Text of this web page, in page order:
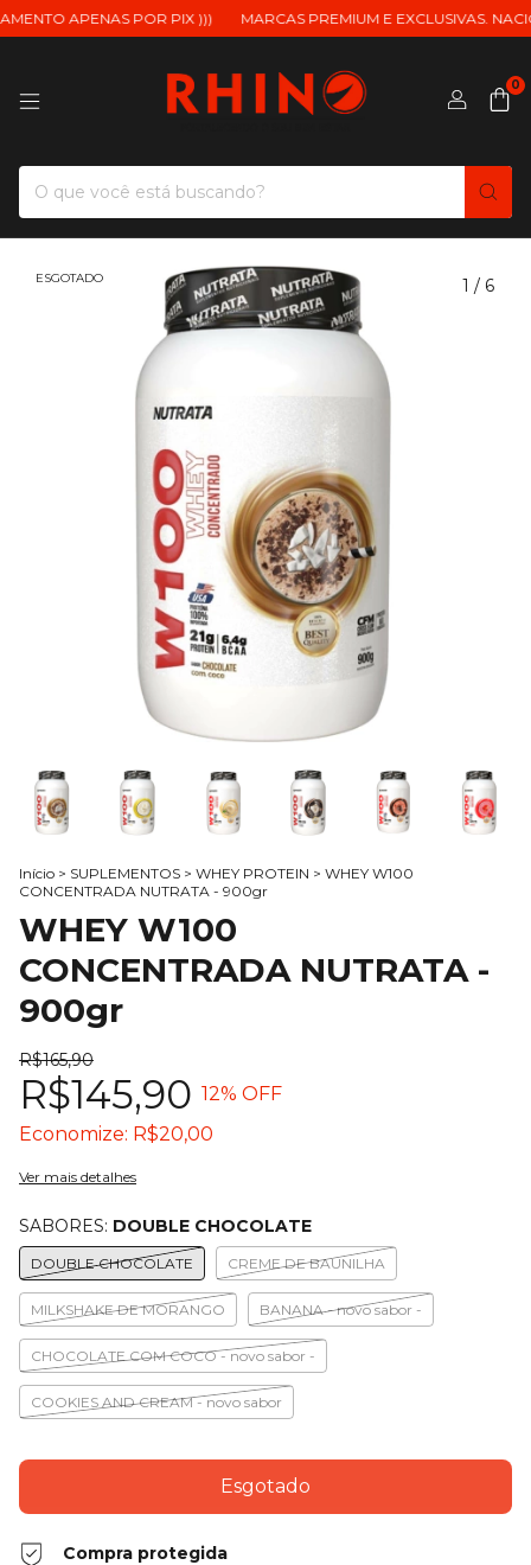
APENAS POR PIX ))) MARCAS PREMIUM E EXCLUSIVAS.
0
ESGOTADO 1 / 6
Início > SUPLEMENTOS > WHEY PROTEIN > WHEY W100
CONCENTRADA NUTRATA - 900gr
WHEY W100
CONCENTRADA NUTRATA -
900gr
R$165,90
R$145,90 12% OFF
Economize: R$20,00
Ver mais detalhes
SABORES: DOUBLE CHOCOLATE
DOUBLE CHOCOLATE CREME DE BAUNILHA
MILKSHAKE DE MORANGO BANANA - novo sabor -
CHOCOLATE COM COCO - novo sabor -
COOKIES AND CREAM - novo sabor
Compra protegida